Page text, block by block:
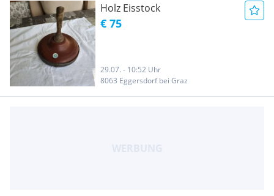
Holz Eisstock
€ 75
29.07. - 10:52 Uhr
8063 Eggersdorf bei Graz